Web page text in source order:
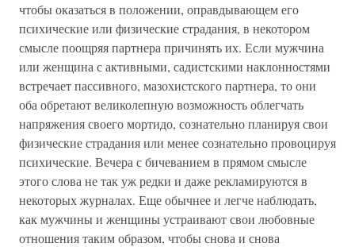
чтобы оказаться в положении, оправдывающем его
психические или физические страдания, в некотором
смысле поощряя партнера причинять их. Если мужчина
или женщина с активными, садистскими наклонностями
встречает пассивного, мазохистского партнера, то они
оба обретают великолепную возможность облегчать
напряжения своего мортидо, сознательно планируя свои
физические страдания или менее сознательно провоцируя
психические. Вечера с бичеванием в прямом смысле
этого слова не так уж редки и даже рекламируются в
некоторых журналах. Еще обычнее и легче наблюдать,
как мужчины и женщины устраивают свои любовные
отношения таким образом, чтобы снова и снова